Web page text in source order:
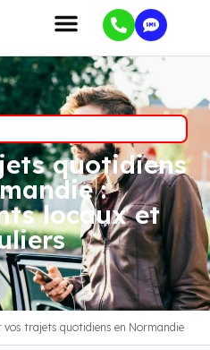
quotidiens
:
locaux et
vos trajets quotidiens en Normandie